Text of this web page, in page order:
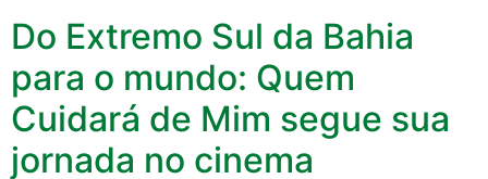
Do Extremo Sul da Bahia
para o mundo: Quem
Cuidará de Mim segue sua
jornada no cinema